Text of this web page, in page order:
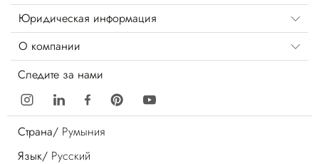
Юридическая информация
О компании
Следите за нами
Страна/ Румыния
Язык/ Русский